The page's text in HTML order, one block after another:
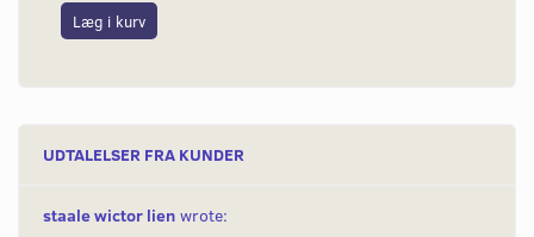
Læg i kurv
UDTALELSER FRA KUNDER
staale wictor lien wrote: